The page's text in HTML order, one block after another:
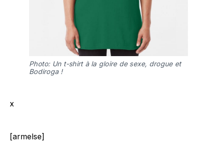
Photo: Un t-shirt à la gloire de sexe, drogue et
Bodiroga !
x
[armelse]